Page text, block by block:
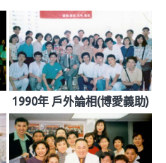
1990年 戶外論相(博愛義助)